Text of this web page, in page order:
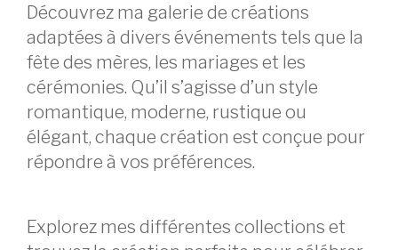
Découvrez ma galerie de créations
adaptées à divers événements tels que la
fête des mères, les mariages et les
cérémonies. Qu’il s’agisse d’un style
romantique, moderne, rustique ou
élégant, chaque création est conçue pour
répondre à vos préférences.
Explorez mes différentes collections et